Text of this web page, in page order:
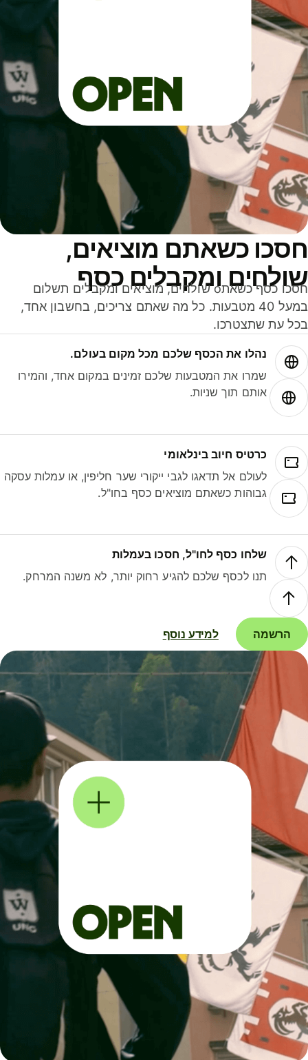
כשאתם מוציאים,
ומקבלים כסף
חסכו כסף כשאתo שולחים, מוציאים ומקבלים תשלום
במעל 40 מטבעות. כל מה שאתם צריכים, בחשבון אחד,
עת שתצטרכו.
נהלו את הכסף שלכם מכל מקום בעולם.
שמרו את המטבעות שלכם זמינים במקום אחד, והמירו
אותם תוך שניות.
כרטיס חיוב בינלאומי
לעולם אל תדאגו לגבי ייקורי שער חליפין, או עמלות עסקה
גבוהות כשאתם מוציאים כסף בחו"ל.
שלחו כסף לחו"ל, חסכו בעמלות
תנו לכסף שלכם להגיע רחוק יותר, לא משנה המרחק.
הרשמה למידע נוסף